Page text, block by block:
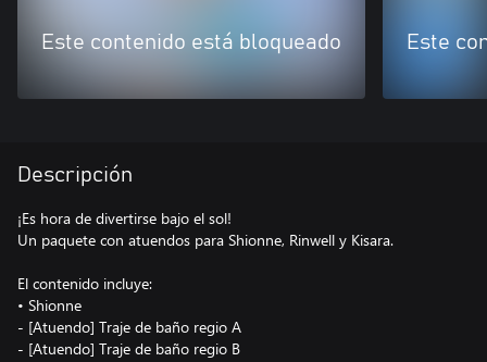
Este contenido está bloqueado Este
Descripción
¡Es hora de divertirse bajo el sol!
Un paquete con atuendos para Shionne, Rinwell y Kisara.
El contenido incluye:
• Shionne
- [Atuendo] Traje de baño regio A
- [Atuendo] Traje de baño regio B